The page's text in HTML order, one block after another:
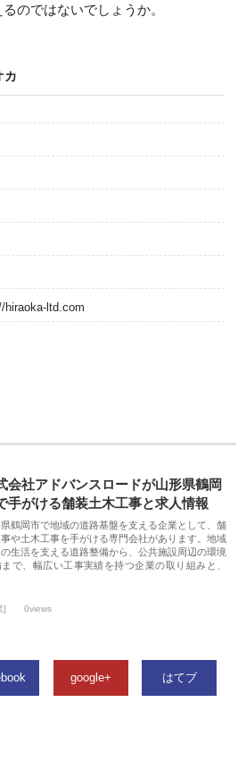
のではないでしょうか。
カ
hiraoka-ltd.com
会社アドバンスロードが山形県鶴岡
手がける舗装土木工事と求人情報
鶴岡市で地域の道路基盤を支える企業として、舗
や土木工事を手がける専門会社があります。地域
生活を支える道路整備から、公共施設周辺の環境
で、幅広い工事実績を持つ企業の取り組みと、
] 0views
google+ はてブ